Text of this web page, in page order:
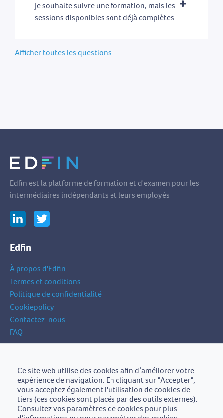
Je souhaite suivre une formation, mais les
sessions disponibles sont déjà complètes
Afficher toutes les questions
Edfin est la platforme de formation et d'examen pour les
intermédiaires indépendants et leurs employés
Edfin
À propos d'Edfin
Termes et conditions
Politique de confidentialité
Cookiepolicy
Contactez-nous
FAQ
votre
adresse
mail
Inscrivez-vous
Ce site web utilise des cookies afin d’améliorer votre
expérience de navigation. En cliquant sur "Accepter",
vous acceptez également l'utilisation de cookies de
tiers (ces cookies sont placés par des outils externes).
Consultez vos paramètres de cookies pour plus